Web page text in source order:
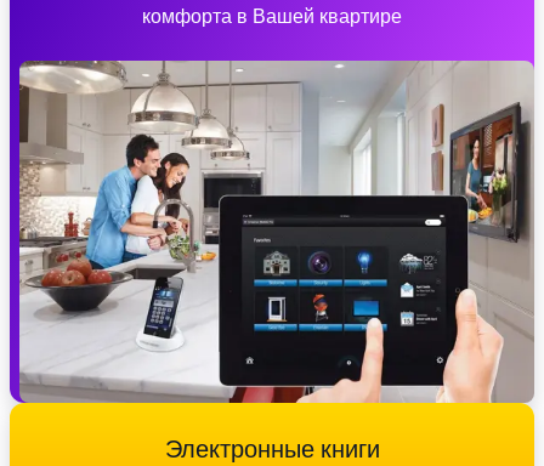
комфорта в Вашей квартире
Электронные книги